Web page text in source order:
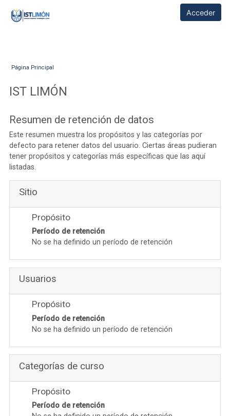
IST LIMÓN
Acceder
Página Principal
IST LIMÓN
Resumen de retención de datos
Este resumen muestra los propósitos y las categorías por
defecto para retener datos del usuario. Ciertas áreas pudieran
tener propósitos y categorías más específicas que las aquí
listadas.
Sitio
Propósito
Período de retención
No se ha definido un período de retención
Usuarios
Propósito
Período de retención
No se ha definido un período de retención
Categorías de curso
Propósito
Período de retención